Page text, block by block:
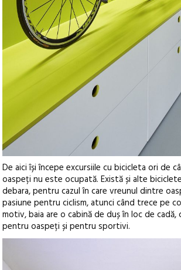
De aici își începe excursiile cu bicicleta ori de
oaspeți nu este ocupată. Există și alte
debara, pentru cazul în care vreunul dintre
pasiune pentru ciclism, atunci când trece pe
motiv, baia are o cabină de duș în loc de cadă,
pentru oaspeți și pentru sportivi.